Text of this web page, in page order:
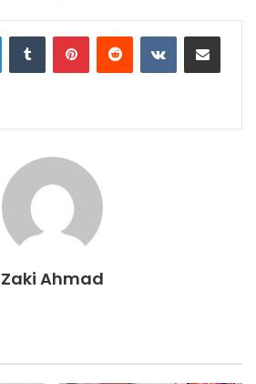
LinkedInTumblr PinterestReddit VKontakteShare via Email
Zaki Ahmad